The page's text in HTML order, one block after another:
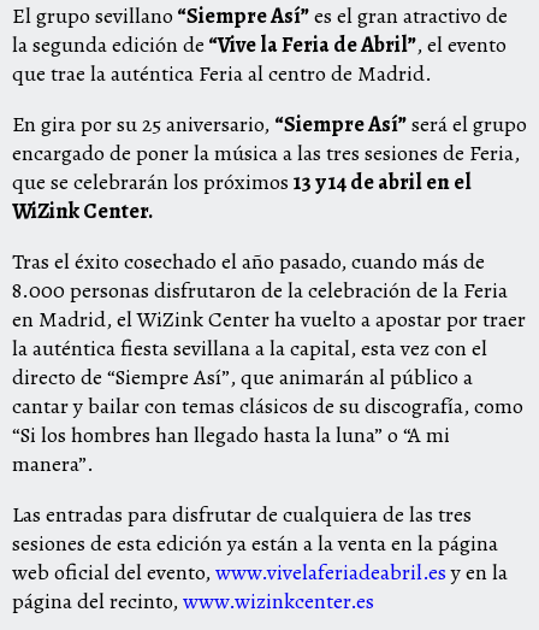
El grupo sevillano “Siempre Así”es el gran atractivo de
la segunda edición de “Vive la Feria de Abril”, el evento
que trae la auténtica Feria al centro de Madrid.
En gira por su 25 aniversario, “Siempre Así”será el grupo
encargado de poner la música a las tres sesiones de Feria,
que se celebrarán los próximos 13 y 14 de abril en el
WiZink Center.
Tras el éxito cosechado el año pasado, cuando más de
8.000 personas disfrutaron de la celebración de la Feria
en Madrid, el WiZink Center ha vuelto a apostar por traer
la auténtica fiesta sevillana a la capital, esta vez con el
directo de “Siempre Así”, que animarán al público a
cantar y bailar con temas clásicos de su discografía, como
“Si los hombres han llegado hasta la luna” o “A mi
manera”.
Las entradas para disfrutar de cualquiera de las tres
sesiones de esta edición ya están a la venta en la página
web oficial del evento,www.vivelaferiadeabril.esy en la
página del recinto,www.wizinkcenter.es